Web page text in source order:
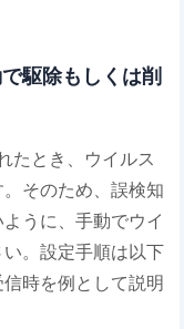
駆除もしくは削
たとき、ウイルス
そのため、誤検知
うに、手動でウイ
。設定手順は以下
時を例として説明